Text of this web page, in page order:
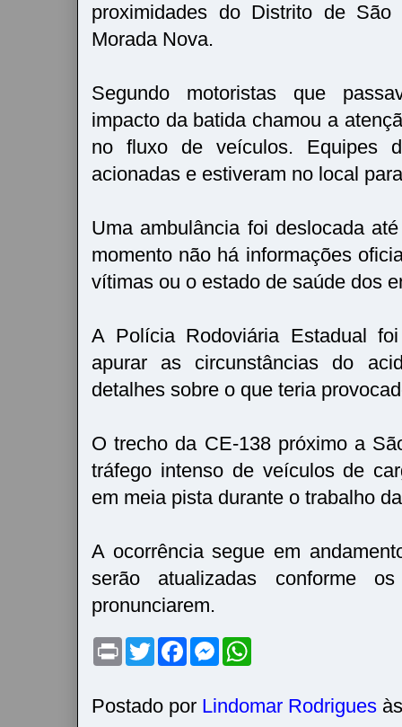
proximidades do Distrito de
Morada Nova.
Segundo motoristas que
impacto da batida chamou a
no fluxo de veículos. Equipes
acionadas e estiveram no local
Uma ambulância foi deslocada
momento não há informações
vítimas ou o estado de saúde dos
A Polícia Rodoviária Estadual
apurar as circunstâncias do
detalhes sobre o que teria
O trecho da CE-138 próximo a
tráfego intenso de veículos de
em meia pista durante o trabalho
A ocorrência segue em
serão atualizadas conforme
pronunciarem.
P
t
T
w
t
e
F
a
b
o
M
e
e
n
s
A
Postado por Lindomar Rodrigues